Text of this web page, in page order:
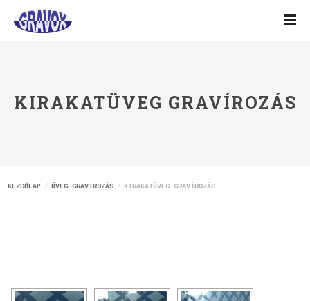
KIRAKATÜVEG GRAVÍROZÁS
KEZDŐLAP ÜVEG GRAVÍROZÁS KIRAKATÜVEG GRAVÍROZÁS